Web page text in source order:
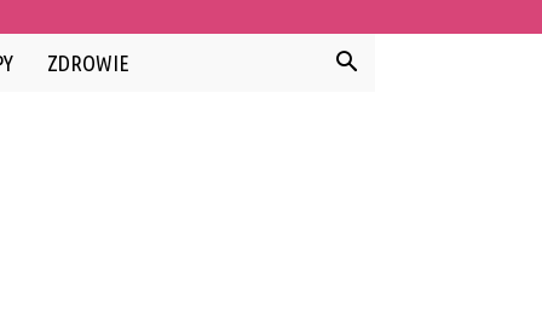
ZDROWIE